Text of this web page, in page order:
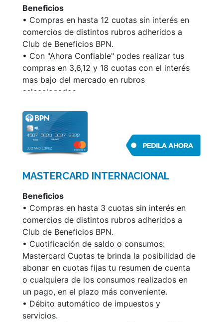
Beneficios
• Compras en hasta 12 cuotas sin interés en
comercios de distintos rubros adheridos a
Club de Beneficios BPN.
• Con "Ahora Confiable" podes realizar tus
compras en 3,6,12 y 18 cuotas con el interés
mas bajo del mercado en rubros
seleccionados.
posibilidad de abonar en cuotas fijas tu
resumen de cuenta o cualquiera de los
consumos realizados en un pago, en el plazo
más conveniente.
servicios.
Podés ver la información de tu cuenta y
administrar la misma a través
www.confiablebpn.com.ar
MASTERCARD INTERNACIONAL
Beneficios
• Compras en hasta 3 cuotas sin interés en
comercios de distintos rubros adheridos a
Club de Beneficios BPN.
• Cuotificación de saldo o consumos:
Mastercard Cuotas te brinda la posibilidad de
abonar en cuotas fijas tu resumen de cuenta
o cualquiera de los consumos realizados en
un pago, en el plazo más conveniente.
• Débito automático de impuestos y
servicios.